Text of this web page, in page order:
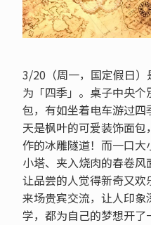
3/20（周一，国定假日
为「四季」。桌子中央
包，有如坐着电车游过
天是枫叶的可爱装饰面
作的冰雕隧道！而一口
小塔、夹入烧肉的春卷风
让品尝的人觉得新奇又
来场贵宾交流，让人印
学，都为自己的梦想开了